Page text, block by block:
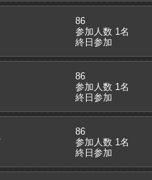
86
参加人数 1名
終日参加
86
参加人数 1名
終日参加
86
参加人数 1名
終日参加